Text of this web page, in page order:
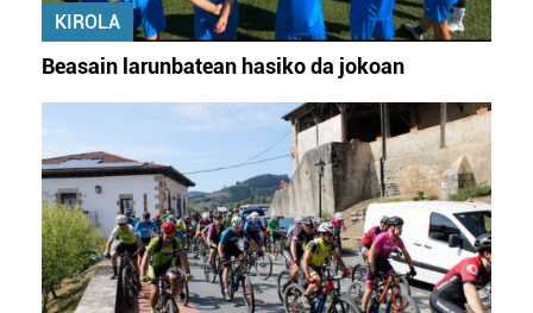
KIROLA
Beasain larunbatean hasiko da jokoan